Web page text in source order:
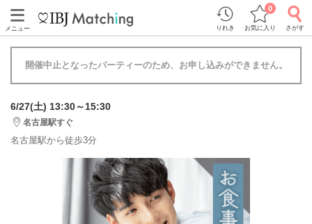
メニュー りれき お気に入り
0
さがす
開催中止となったパーティーのため、お申し込みができません。
6/27(土) 13:30～15:30
名古屋駅すぐ
名古屋駅から徒歩3分